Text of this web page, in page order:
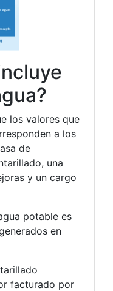
los valores que
a los
de
una
y un cargo
potable es
en
facturado por